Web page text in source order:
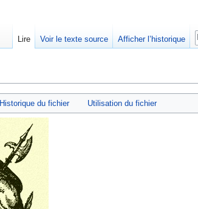
Historique du fichier Utilisation du fichier
Lire Voir le texte source Afficher l’historique